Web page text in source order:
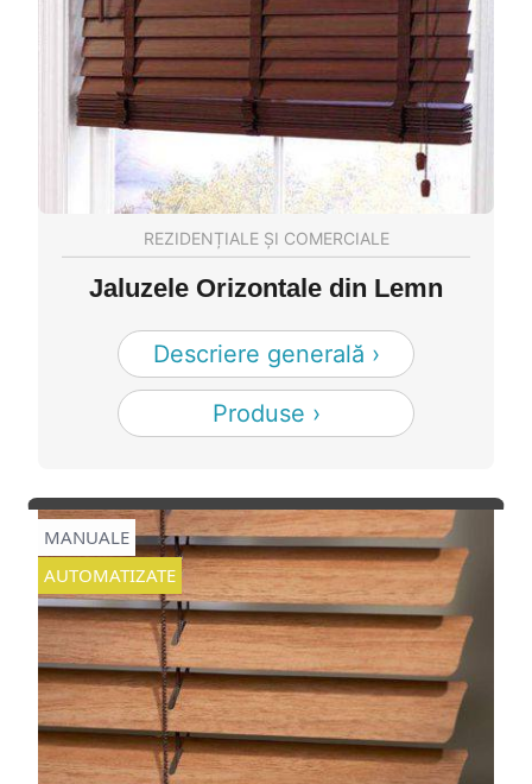
REZIDENȚIALE ȘI COMERCIALE
Jaluzele Orizontale din Lemn
Descriere generală ›
Produse ›
MANUALE
AUTOMATIZATE